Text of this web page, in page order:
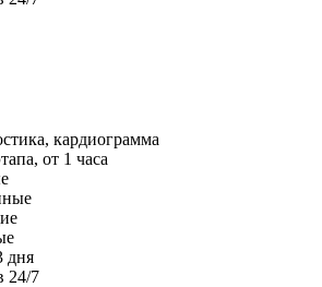
кардиограмма
от 1 часа
дня
24/7